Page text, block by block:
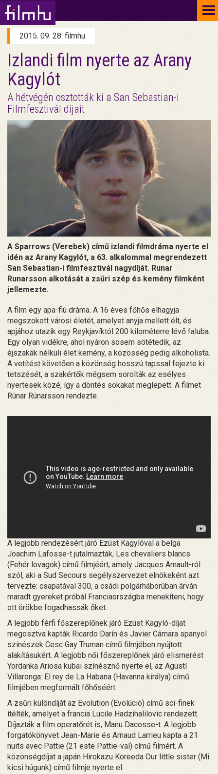
2015. 09. 28. filmhu
Izlandi film nyerte az Arany
Kagylót
A hétvégén osztották ki a San Sebastian-i
Filmfesztivál díjait
A Sparrows (Verebek) című izlandi filmdráma nyerte el
idén az Arany Kagylót, a 63. alkalommal megrendezett
San Sebastian-i filmfesztivál nagydíját. Runar
Runarsson alkotását a zsűri szép és kemény filmként
jellemezte.
A film egy apa-fiú dráma. A 16 éves főhős elhagyja
megszokott városi életét, amelyet anyja mellett élt, és
apjához utazik egy Reykjavíktól 200 kilométerre lévő faluba.
Egy olyan vidékre, ahol nyáron sosem sötétedik, az
éjszakák nélküli élet kemény, a közösség pedig alkoholista.
A vetítést követően a közönség hosszú tapssal fejezte ki
tetszését, a szakértők mégsem sorolták az esélyes
nyertesek közé, így a döntés sokakat meglepett. A filmet
Rúnar Rúnarsson rendezte.
A legjobb rendezésért járó Ezüst Kagylóval a belga
Joachim Lafosse-t jutalmazták, Les chevaliers blancs
(Fehér lovagok) című filmjéért, amely Jacques Arnault-ról
szól, aki a Sud Secours segélyszervezet elnökeként azt
tervezte: csapatával 300, a csádi polgárháborúban árván
maradt gyereket próbál Franciaországba menekíteni, hogy
ott örökbe fogadhassák őket.
A legjobb férfi főszereplőnek járó Ezüst Kagyló-díjat
megosztva kapták Ricardo Darín és Javier Cámara spanyol
színészek Cesc Gay Truman című filmjében nyújtott
alakításukért. A legjobb női főszereplőnek járó elismerést
Yordanka Ariosa kubai színésznő nyerte el, az Agustí
Villaronga: El rey de La Habana (Havanna királya) című
filmjében megformált főhőséért.
A zsűri különdíját az Evolution (Evolúció) című sci-finek
ítélték, amelyet a francia Lucile Hadzihalilovic rendezett.
Díjazták a film operatőrét is, Manu Dacosse-t. A legjobb
forgatókönyvet Jean-Marie és Arnaud Larrieu kapta a 21
nuits avec Pattie (21 este Pattie-val) című filmért. A
közönségdíjat a japán Hirokazu Koreeda Our little sister (Mi
kicsi húgunk) című filmje nyerte el.